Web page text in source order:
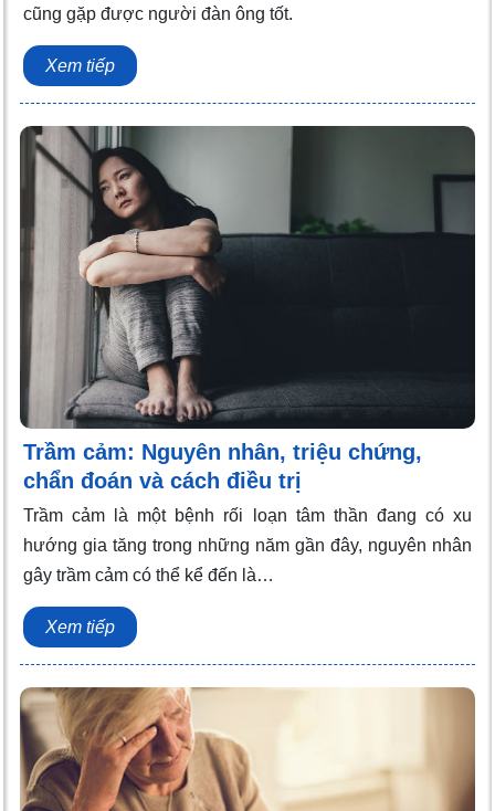
cũng gặp được người đàn ông tốt.
Xem tiếp
Trầm cảm: Nguyên nhân, triệu chứng,
chẩn đoán và cách điều trị
Trầm cảm là một bệnh rối loạn tâm thần đang có xu
hướng gia tăng trong những năm gần đây, nguyên nhân
gây trầm cảm có thể kể đến là…
Xem tiếp